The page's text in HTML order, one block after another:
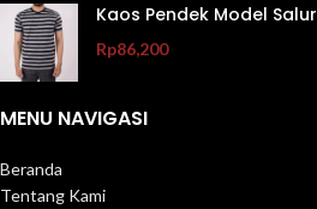
Kaos Pendek Model Salur
Rp86,200
MENU NAVIGASI
Beranda
Tentang Kami